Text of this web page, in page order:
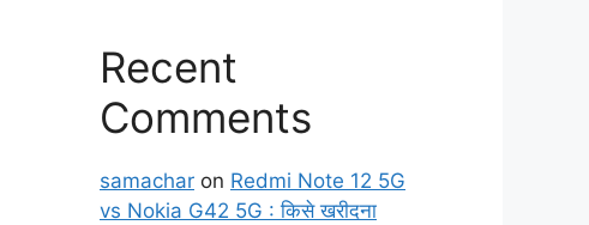
Recent
Comments
samachar on Redmi Note 12 5G
vs Nokia G42 5G : किसे खरीदना